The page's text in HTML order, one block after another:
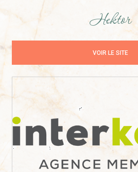
Hektor
VOIR LE SITE